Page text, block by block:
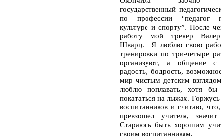
государственный
по профессии “педагог
культуре и спорту”. После
работу мой тренер
Шварц. Я люблю свою
тренировки по три-четыре
организуют, а общение с
радость, бодрость,
мир чистым детским
люблю поплавать, хотя
покататься на лыжах.
воспитанников и считаю,
превзошел учителя,
Стараюсь быть хорошим
своим воспитанникам.